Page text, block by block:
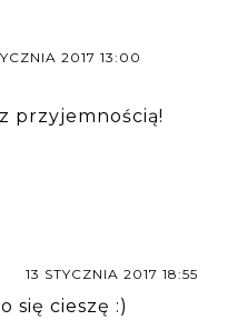
2017 13:00
przyjemnością!
13 STYCZNIA 2017 18:55
się cieszę :)